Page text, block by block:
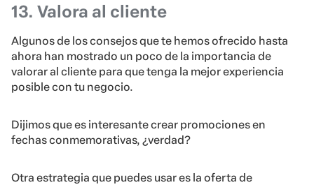
13. Valora al cliente
Algunos de los consejos que te hemos ofrecido hasta
ahora han mostrado un poco de la importancia de
valorar al cliente para que tenga la mejor experiencia
posible con tu negocio.
Dijimos que es interesante crear promociones en
fechas conmemorativas, ¿verdad?
Otra estrategia que puedes usar es la oferta de